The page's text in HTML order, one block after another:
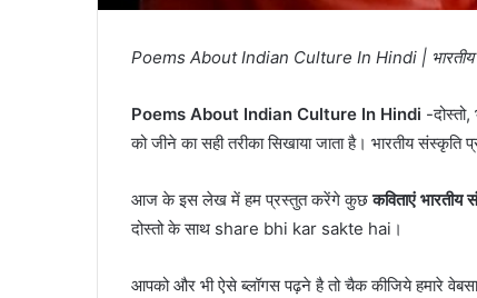
Poems About Indian Culture In Hindi | भारतीय
Poems About Indian Culture In Hindi -
को जीने का सही तरीका सिखाया जाता है। भारतीय संस्कृति
आज के इस लेख में हम प्रस्तुत करेंगे कुछकविताएं भारतीय
दोस्तो के साथ share bhi kar sakte hai।
आपको और भी ऐसे ब्लॉगस पढ़ने है तो चैक कीजिये हमारे